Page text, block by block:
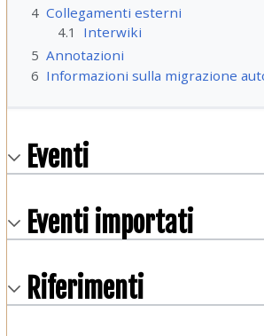
4 Collegamenti esterni
4.1
Interwiki
5 Annotazioni
6 Informazioni sulla migrazione
Eventi
Eventi importati
Riferimenti